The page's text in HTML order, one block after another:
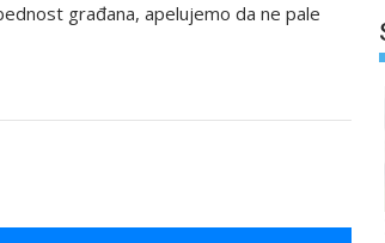
građana, apelujemo da ne pale